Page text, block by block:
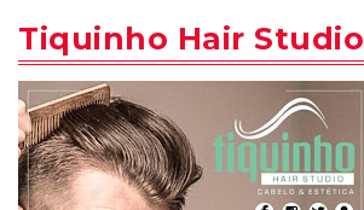
Tiquinho Hair Studio